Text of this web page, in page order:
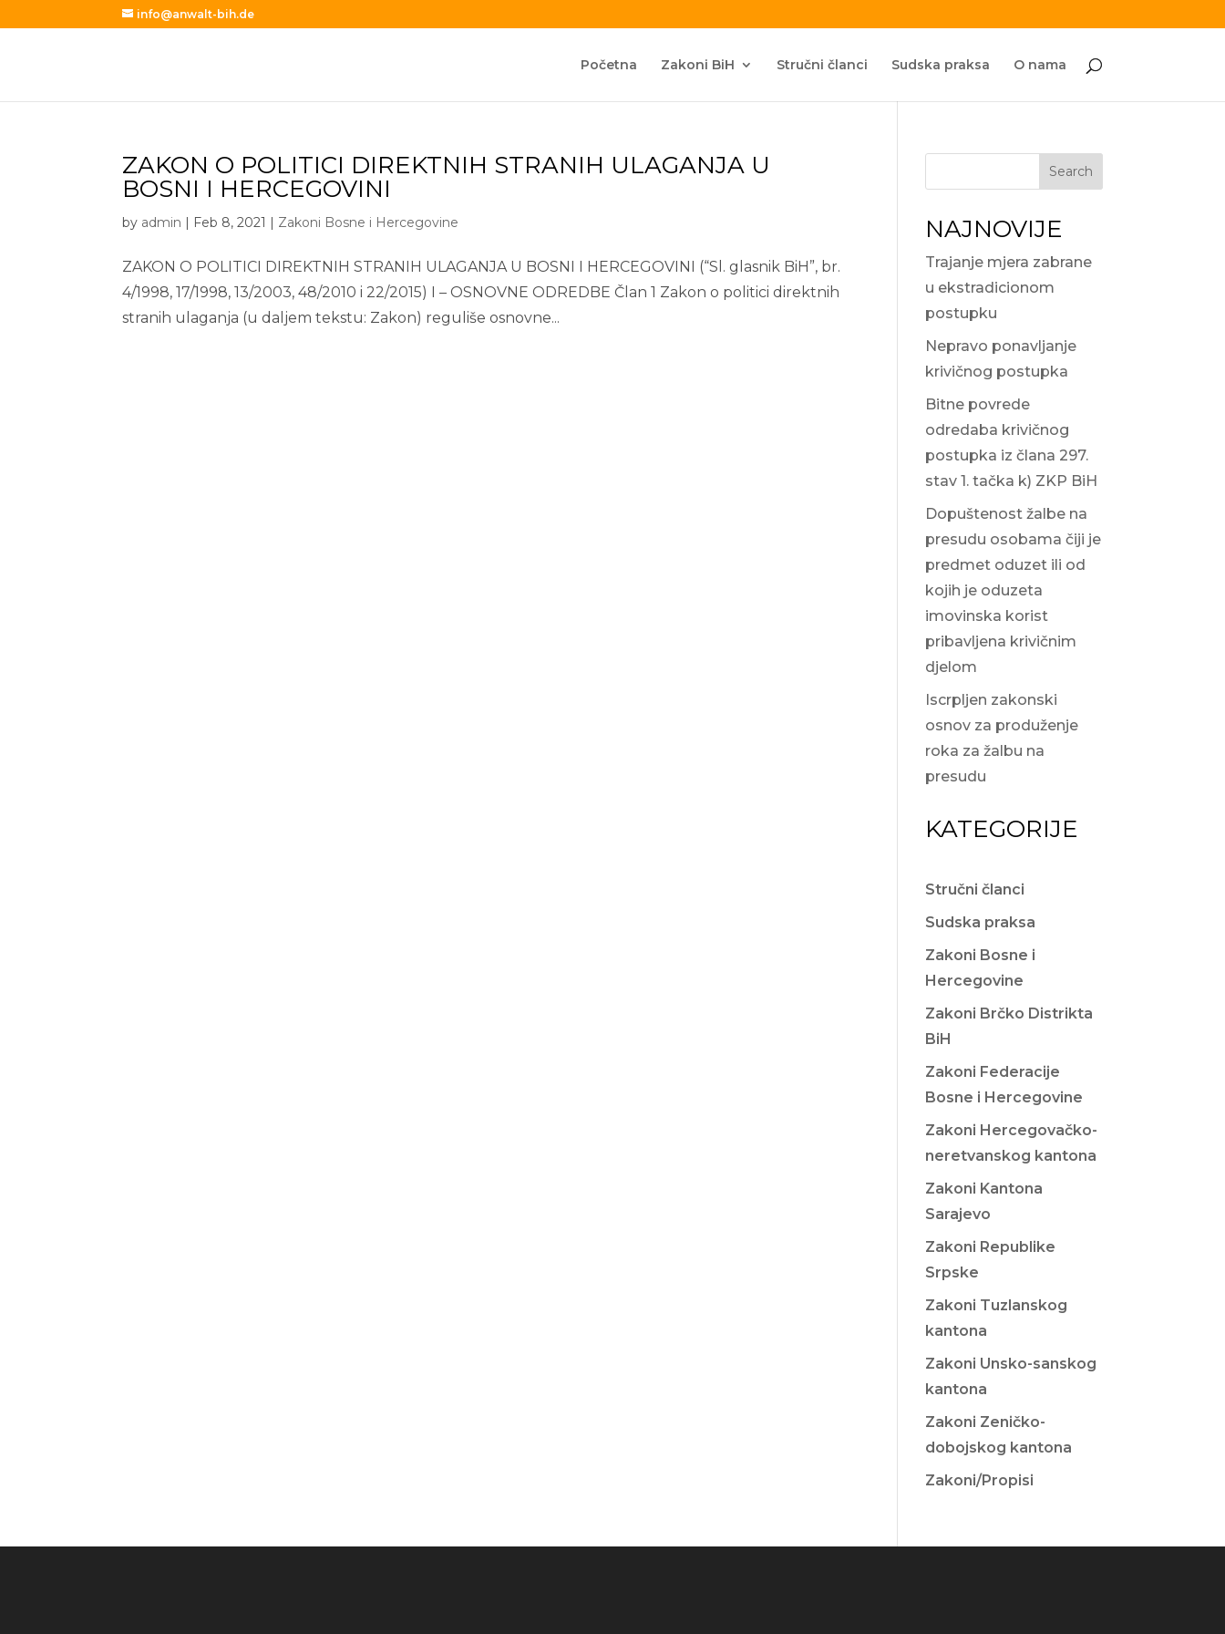
info@anwalt-bih.de
Početna Zakoni BiH Stručni članci Sudska praksa O nama
ZAKON O POLITICI DIREKTNIH STRANIH ULAGANJA U
BOSNI I HERCEGOVINI
by admin | Feb 8, 2021 | Zakoni Bosne i Hercegovine
ZAKON O POLITICI DIREKTNIH STRANIH ULAGANJA U BOSNI I HERCEGOVINI (“Sl. glasnik BiH”, br.
4/1998, 17/1998, 13/2003, 48/2010 i 22/2015) I – OSNOVNE ODREDBE Član 1 Zakon o politici direktnih
stranih ulaganja (u daljem tekstu: Zakon) reguliše osnovne...
Search
NAJNOVIJE
Trajanje mjera zabrane
u ekstradicionom
postupku
Nepravo ponavljanje
krivičnog postupka
Bitne povrede
odredaba krivičnog
postupka iz člana 297.
stav 1. tačka k) ZKP BiH
Dopuštenost žalbe na
presudu osobama čiji je
predmet oduzet ili od
kojih je oduzeta
imovinska korist
pribavljena krivičnim
djelom
Iscrpljen zakonski
osnov za produženje
roka za žalbu na
presudu
KATEGORIJE
Stručni članci
Sudska praksa
Zakoni Bosne i
Hercegovine
Zakoni Brčko Distrikta
BiH
Zakoni Federacije
Bosne i Hercegovine
Zakoni Hercegovačko-
neretvanskog kantona
Zakoni Kantona
Sarajevo
Zakoni Republike
Srpske
Zakoni Tuzlanskog
kantona
Zakoni Unsko-sanskog
kantona
Zakoni Zeničko-
dobojskog kantona
Zakoni/Propisi